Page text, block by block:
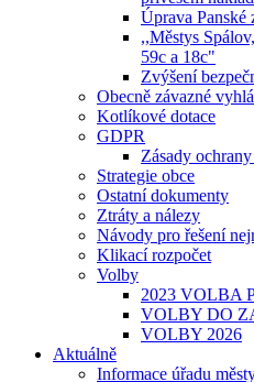
Úprava Panské
,,Městys
59c a 18c"
Zvýšení
Obecně závazné
Kotlíkové dotace
GDPR
Zásady
Strategie obce
Ostatní dokumenty
Ztráty a nálezy
Návody pro řešení
Klikací rozpočet
Volby
2023 VOLBA
VOLBY DO
VOLBY 2026
Aktuálně
Informace úřadu